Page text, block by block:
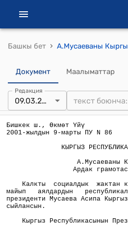
Башкы бет ›
Документ Маалыматтар
Редакция
09.03.2001